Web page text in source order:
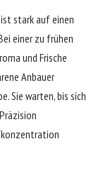
stark auf einen
einer zu frühen
und Frische
Anbauer
Sie warten, bis sich